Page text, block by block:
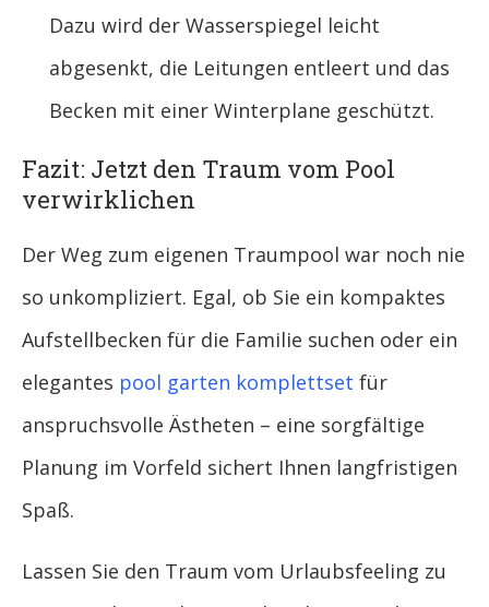
Dazu wird der Wasserspiegel leicht
abgesenkt, die Leitungen entleert und das
Becken mit einer Winterplane geschützt.
Fazit: Jetzt den Traum vom Pool
verwirklichen
Der Weg zum eigenen Traumpool war noch nie
so unkompliziert. Egal, ob Sie ein kompaktes
Aufstellbecken für die Familie suchen oder ein
elegantes pool garten komplettset für
anspruchsvolle Ästheten – eine sorgfältige
Planung im Vorfeld sichert Ihnen langfristigen
Spaß.
Lassen Sie den Traum vom Urlaubsfeeling zu